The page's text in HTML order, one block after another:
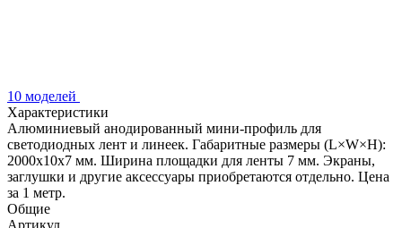
10 моделей
Характеристики
Алюминиевый анодированный мини-профиль для
светодиодных лент и линеек. Габаритные размеры (L×W×H):
2000x10x7 мм. Ширина площадки для ленты 7 мм. Экраны,
заглушки и другие аксессуары приобретаются отдельно. Цена
за 1 метр.
Общие
Артикул